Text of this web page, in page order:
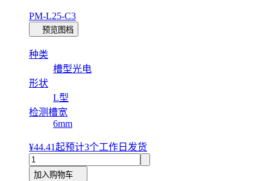
PM-L25-C3
预览图档
种类
槽型光电
形状
L型
检测槽宽
6mm
¥44.41起预计3个工作日发货
加入购物车